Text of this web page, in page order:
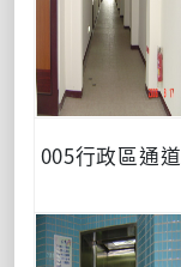
005行政區通道